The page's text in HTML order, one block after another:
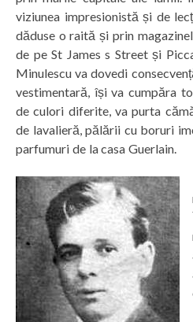
viziunea impresionistă și de
dăduse o raită și prin
de pe St James s Street și
Minulescu va dovedi
vestimentară, își va cumpăra
de culori diferite, va purta
de lavalieră, pălării cu boruri
parfumuri de la casa Guerlain.